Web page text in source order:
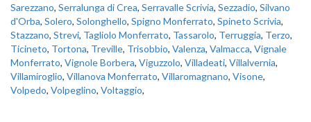
Sarezzano, Serralunga di Crea, Serravalle Scrivia, Sezzadio, Silvano
d'Orba, Solero, Solonghello, Spigno Monferrato, Spineto Scrivia,
Stazzano, Strevi, Tagliolo Monferrato, Tassarolo, Terruggia, Terzo,
Ticineto, Tortona, Treville, Trisobbio, Valenza, Valmacca, Vignale
Monferrato, Vignole Borbera, Viguzzolo, Villadeati, Villalvernia,
Villamiroglio, Villanova Monferrato, Villaromagnano, Visone,
Volpedo, Volpeglino, Voltaggio,